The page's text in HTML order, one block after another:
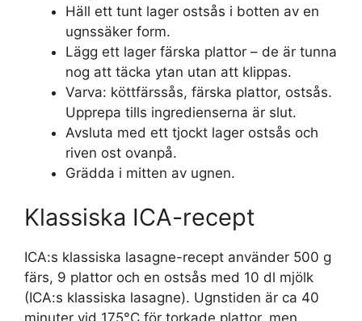
Häll ett tunt lager ostsås i botten av en
ugnssäker form.
Lägg ett lager färska plattor – de är tunna
nog att täcka ytan utan att klippas.
Varva: köttfärssås, färska plattor, ostsås.
Upprepa tills ingredienserna är slut.
Avsluta med ett tjockt lager ostsås och
riven ost ovanpå.
Grädda i mitten av ugnen.
Klassiska ICA-recept
ICA:s klassiska lasagne-recept använder 500 g
färs, 9 plattor och en ostsås med 10 dl mjölk
(ICA:s klassiska lasagne). Ugnstiden är ca 40
minuter vid 175°C för torkade plattor, men